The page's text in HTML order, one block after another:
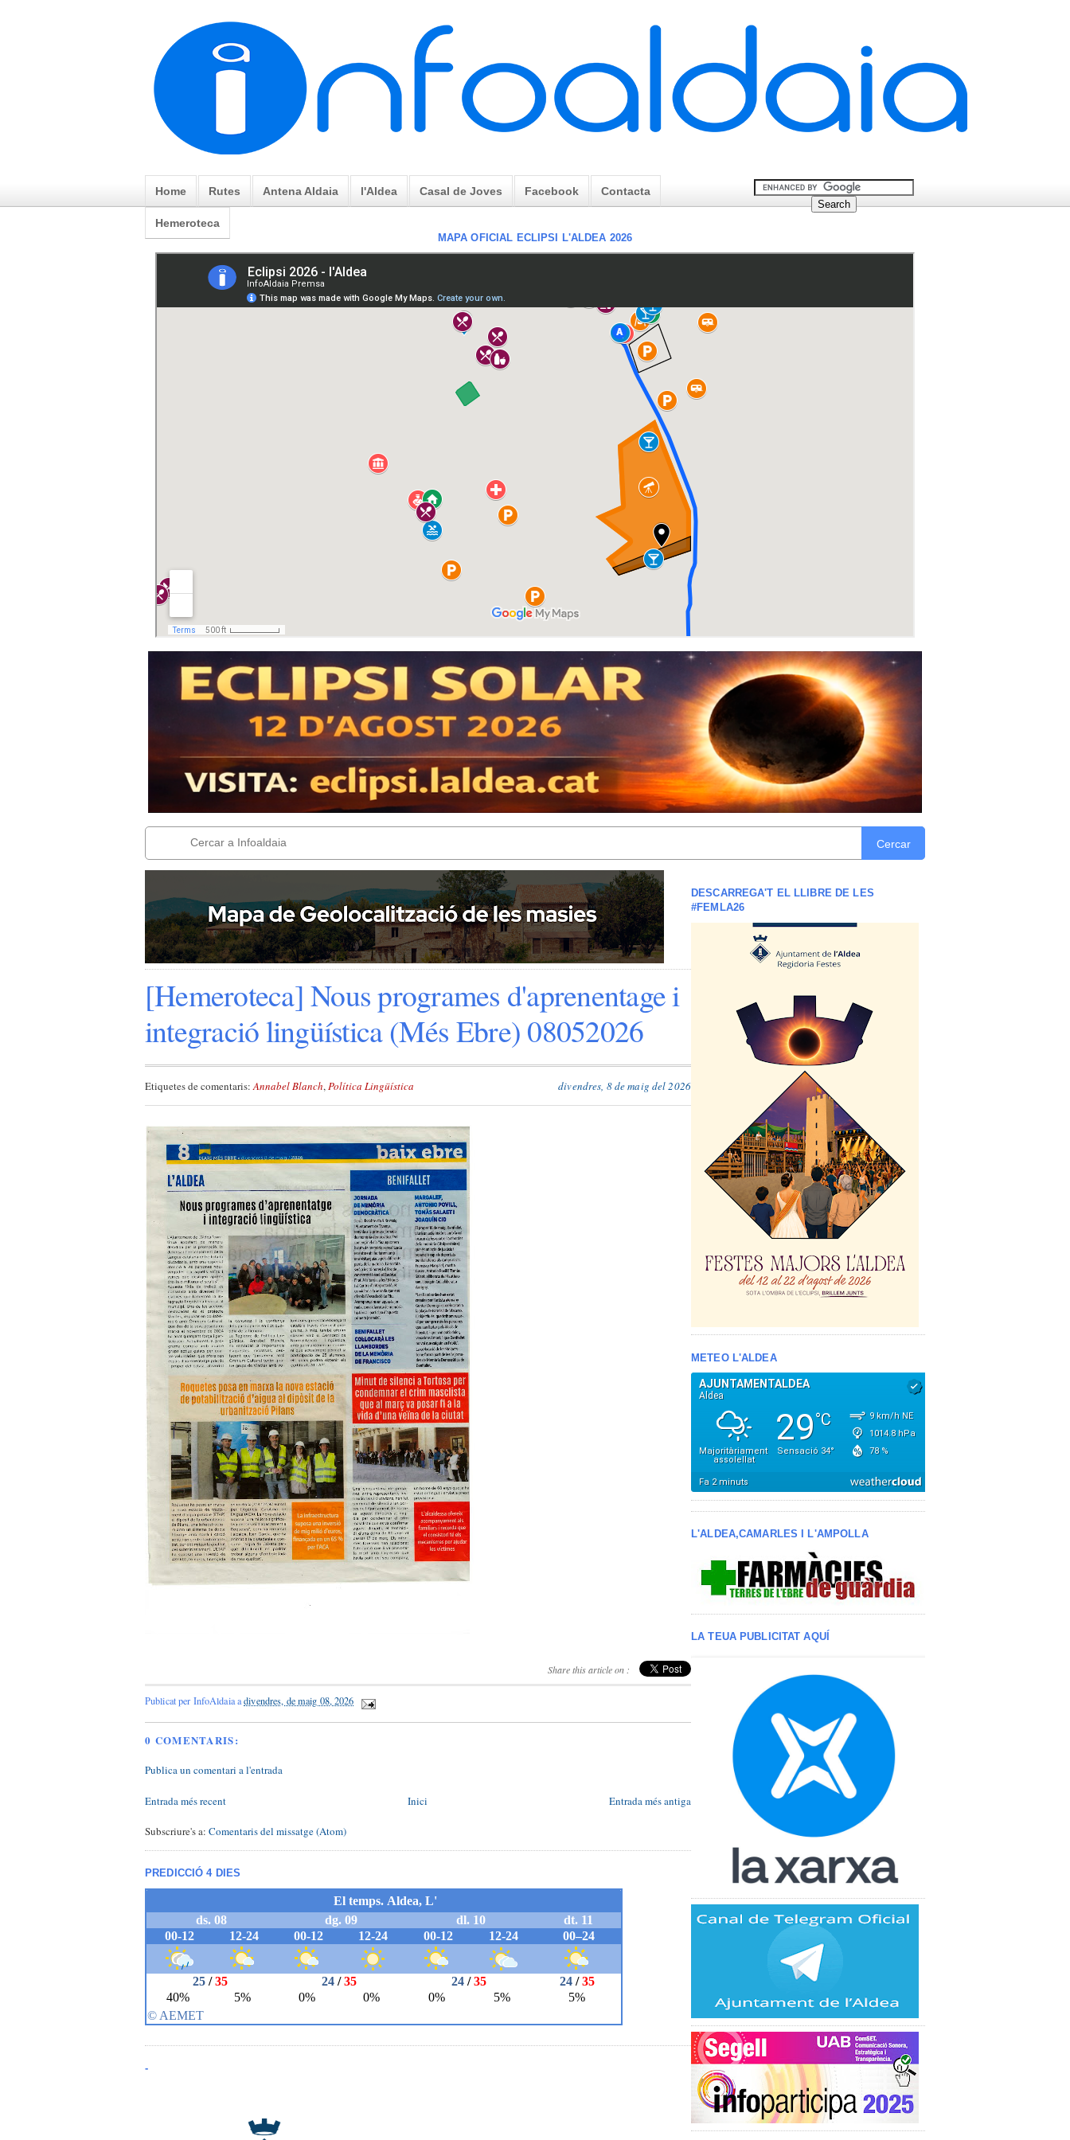
Home Rutes Antena Aldaia l'Aldea Casal de Joves Facebook Contacta
Hemeroteca
MAPA OFICIAL ECLIPSI L'ALDEA 2026
Cercar
[Hemeroteca] Nous programes d'aprenentage i
integració lingüística (Més Ebre) 08052026
divendres, 8 de maig del 2026
Etiquetes de comentaris:Annabel Blanch,Política Lingüística
Share this article on :
Publicat per InfoAldaiaadivendres, de maig 08, 2026
0 COMENTARIS:
Publica un comentari a l'entrada
Entrada més recent Entrada més antiga
Inici
Subscriure's a: Comentaris del missatge (Atom)
PREDICCIÓ 4 DIES
-
DESCARREGA'T EL LLIBRE DE LES
#FEMLA26
METEO L'ALDEA
L'ALDEA,CAMARLES I L'AMPOLLA
LA TEUA PUBLICITAT AQUÍ